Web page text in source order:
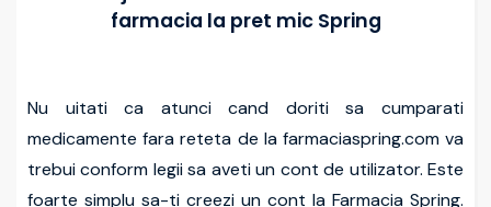
farmacia la pret mic Spring
Nu uitati ca atunci cand doriti sa cumparati
medicamente fara reteta de la farmaciaspring.com va
trebui conform legii sa aveti un cont de utilizator. Este
foarte simplu sa-ti creezi un cont la Farmacia Spring.